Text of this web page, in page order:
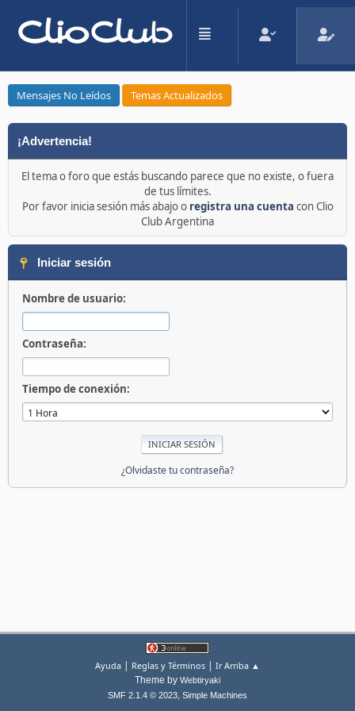
Mensajes No Leídos Temas Actualizados
¡Advertencia!
El tema o foro que estás buscando parece que no existe, o fuera
de tus límites.
Por favor inicia sesión más abajo o registra una cuenta con Clio
Club Argentina
Iniciar sesión
Nombre de usuario:
Contraseña:
Tiempo de conexión:
¿Olvidaste tu contraseña?
Ayuda | Reglas y Términos | Ir Arriba ▲
Theme by Webtiryaki
SMF 2.1.4 © 2023, Simple Machines